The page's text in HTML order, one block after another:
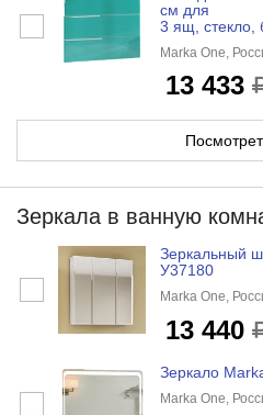
см для
3 ящ, стекло,
Marka One,
13 433
Зеркала в ванную
Зеркальный
У37180
Marka One,
13 440
Зеркало
Marka One,